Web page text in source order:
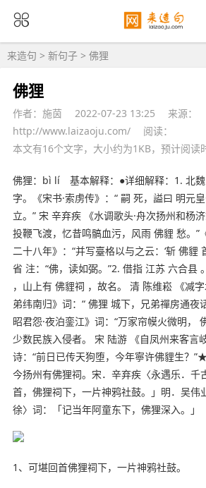
来造句 > 新句子 > 佛狸
佛狸
作者：施茵 2022-07-23 13:25
来源：
http://www.laizaoju.com/
阅读：
本文有16个文字，大小约为1KB，预计阅读
佛狸：bì lí 基本解释：●详细解释：1. 北魏
字。《宋书·索虏传》：“ 嗣 死，謚曰 明元
立。” 宋 辛弃疾 《水调歌头·舟次扬州和杨
投鞭飞渡，忆昔鸣髇血污，风雨 佛貍 愁。”
二十八年》：“并写臺格以与之云：‘斩 佛貍
省 注：“佛，读如弼。”2. 借指 江苏 六合县
，山上有 佛貍祠 ，故名。 清 陈维崧 《减
弟纬南归》词：“ 佛狸 城下， 兄弟禪房通夜
昭君怨·夜泊銮江》词：“万家帘幙火微明，
少数民族入侵者。 宋 陆游 《自凤州来客言
诗：“前日已传天狗堕，今年寧许佛貍生？
今扬州有佛狸祠。宋．辛弃疾〈永遇乐．千
首，佛狸祠下，一片神鸦社鼓。」明．吴伟
徐〉词：「记当年阿童东下，佛狸深入。」
1、可堪回首佛狸祠下，一片神鸦社鼓。